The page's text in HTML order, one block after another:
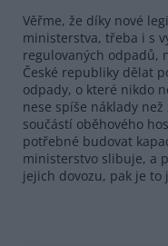
Věřme, že díky nové
ministerstva, třeba i s
regulovaných odpadů,
České republiky dělat
odpady, o které nikdo
nese spíše náklady
součástí oběhového
potřebné budovat
ministerstvo slibuje, a
jejich dovozu, pak je to